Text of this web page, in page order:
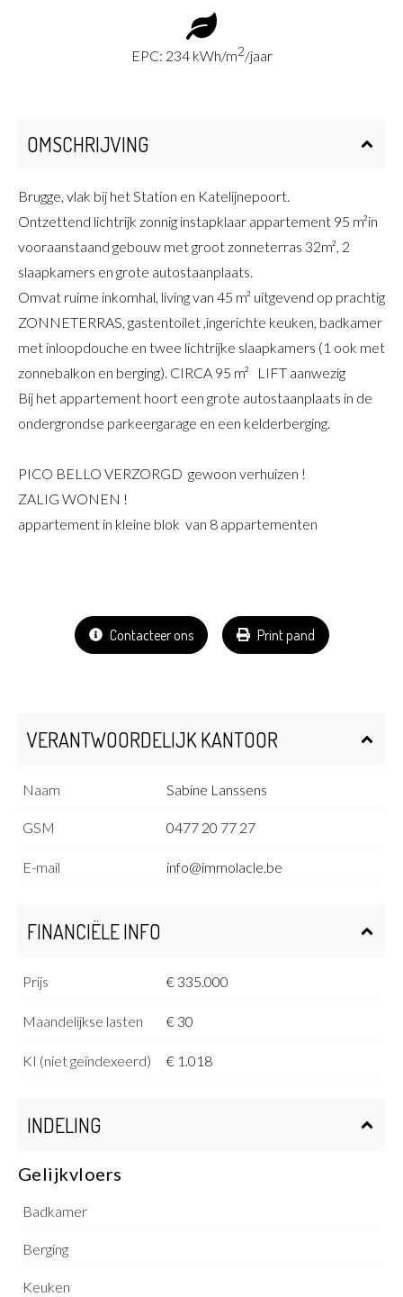
EPC: 234 kWh/m2/jaar
OMSCHRIJVING
Brugge, vlak bij het Station en Katelijnepoort.
Ontzettend lichtrijk zonnig instapklaar appartement 95 m²in
vooraanstaand gebouw met groot zonneterras 32m², 2
slaapkamers en grote autostaanplaats.
Omvat ruime inkomhal, living van 45 m² uitgevend op prachtig
ZONNETERRAS, gastentoilet ,ingerichte keuken, badkamer
met inloopdouche en twee lichtrijke slaapkamers (1 ook met
zonnebalkon en berging). CIRCA 95 m² LIFT aanwezig
Bij het appartement hoort een grote autostaanplaats in de
ondergrondse parkeergarage en een kelderberging.
PICO BELLO VERZORGD gewoon verhuizen !
ZALIG WONEN !
appartement in kleine blok van 8 appartementen
Contacteer ons Print pand
VERANTWOORDELIJK KANTOOR
Naam Sabine Lanssens
GSM 0477 20 77 27
E-mail info@immolacle.be
FINANCIËLE INFO
Prijs € 335.000
Maandelijkse lasten € 30
KI (niet geïndexeerd) € 1.018
INDELING
Gelijkvloers
Badkamer
Berging
Keuken